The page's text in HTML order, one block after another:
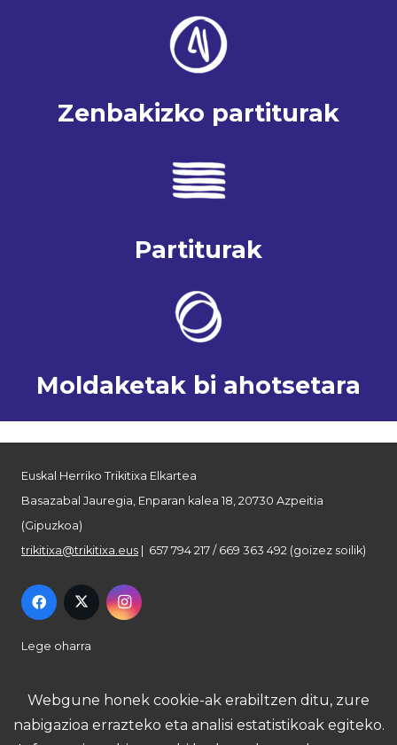
Zenbakizko partiturak
Partiturak
Moldaketak bi ahotsetara
Euskal Herriko Trikitixa Elkartea
Basazabal Jauregia, Enparan kalea 18, 20730 Azpeitia
(Gipuzkoa)
trikitixa@trikitixa.eus | 657 794 217 / 669 363 492 (goizez soilik)
Lege oharra
Pribatutasun politika
Webgune honek cookie-ak erabiltzen ditu, zure
nabigazioa errazteko eta analisi estatistikoak egiteko.